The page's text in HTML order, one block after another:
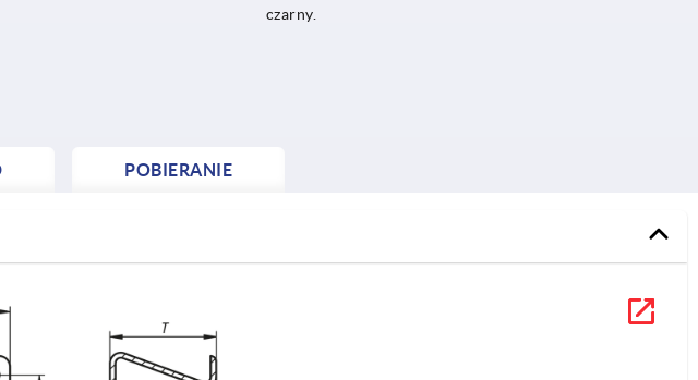
czarny.
POBIERANIE